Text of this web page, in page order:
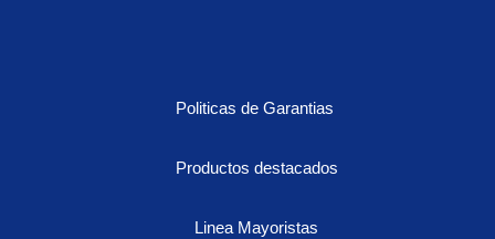
Politicas de Garantias
Productos destacados
Linea Mayoristas